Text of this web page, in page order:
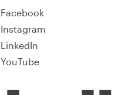
Facebook
Instagram
LinkedIn
YouTube